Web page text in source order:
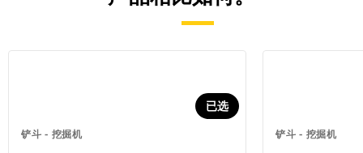
铲斗 - 挖掘机
已选
铲斗 - 挖掘机